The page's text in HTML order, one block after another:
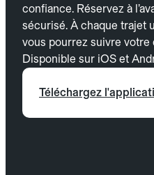
confiance. Réservez à
sécurisé. À chaque trajet
vous pourrez suivre
Disponible sur iOS et
Téléchargez